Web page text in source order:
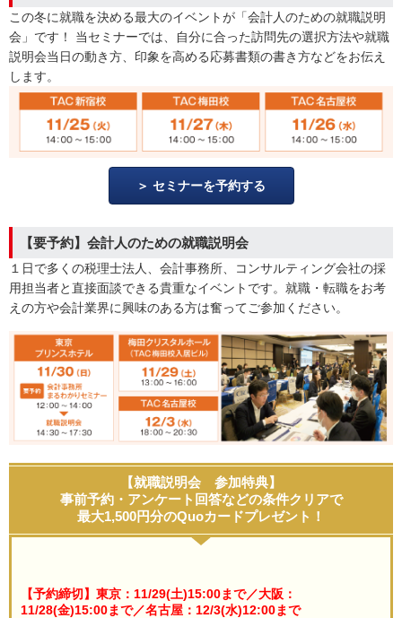
この冬に就職を決める最大のイベントが「会計人のための就職説明
会」です！ 当セミナーでは、自分に合った訪問先の選択方法や就職
説明会当日の動き方、印象を高める応募書類の書き方などをお伝え
します。
セミナーを予約する
【要予約】会計人のための就職説明会
１日で多くの税理士法人、会計事務所、コンサルティング会社の採
用担当者と直接面談できる貴重なイベントです。就職・転職をお考
えの方や会計業界に興味のある方は奮ってご参加ください。
【就職説明会 参加特典】
事前予約・アンケート回答などの条件クリアで
最大1,500円分のQuoカードプレゼント！
【予約締切】東京：11/29(土)15:00まで／大阪：
11/28(金)15:00まで／名古屋：12/3(水)12:00まで